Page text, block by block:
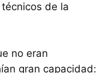
de la
no eran
gran capacidad: